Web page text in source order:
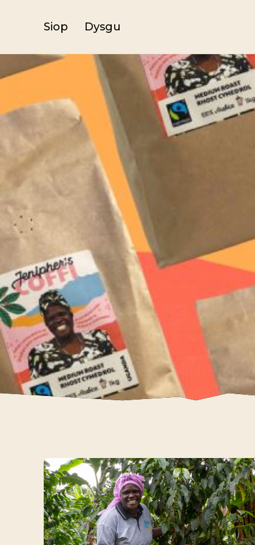
Siop Dysgu